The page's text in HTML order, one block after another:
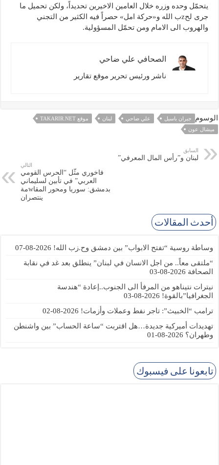
يتحمّل وحده وزره خلال العامين الاخيرين تحديداً، ولكن تحميل ما
جرى لحzب الله و«حركة امل» حصراً فيه الكثير من التجني
والهروب الى الامام ومن تحمّل المسؤولية.
الصحافي علي ضاحي
ناشر ورئيس تحرير موقع تقارير
الوسوم جبران باسيل علي ضاحي لبنان
موقع TAKARIR.NET
ميشال عون
السابق
لبنان و”رأس المال المعرفي”
التالي
فاخوري مثّل “الحرس القومي
العربي” في تأبين لسليماني
بدمشق: سوريا ومحور المقاwمة
ينتصران
أحدث المقالات
وساطة روسية “تفتح الابواب” بين دمشق وح.زب الله! 2026-08-07
“ملتقى معاً.. من اجل الانسان في لبنان” ينطلق بعد غد في نقابة
الصحافة 2026-08-03
نيترات نتيناهو من المرفأ الى الجنوب..إعادة “هندسة
الجغرافيا”بالقوة! 2026-08-03
ترامب “الخبيث”: تاجر نفط وعملات وأزمات! 2026-08-02
تهديدات أميركية جديدة…هل اقتربت “ساعة الحساب” بين واشنطن
وطهران؟ 2026-08-01
تابعونا على فيسبوك